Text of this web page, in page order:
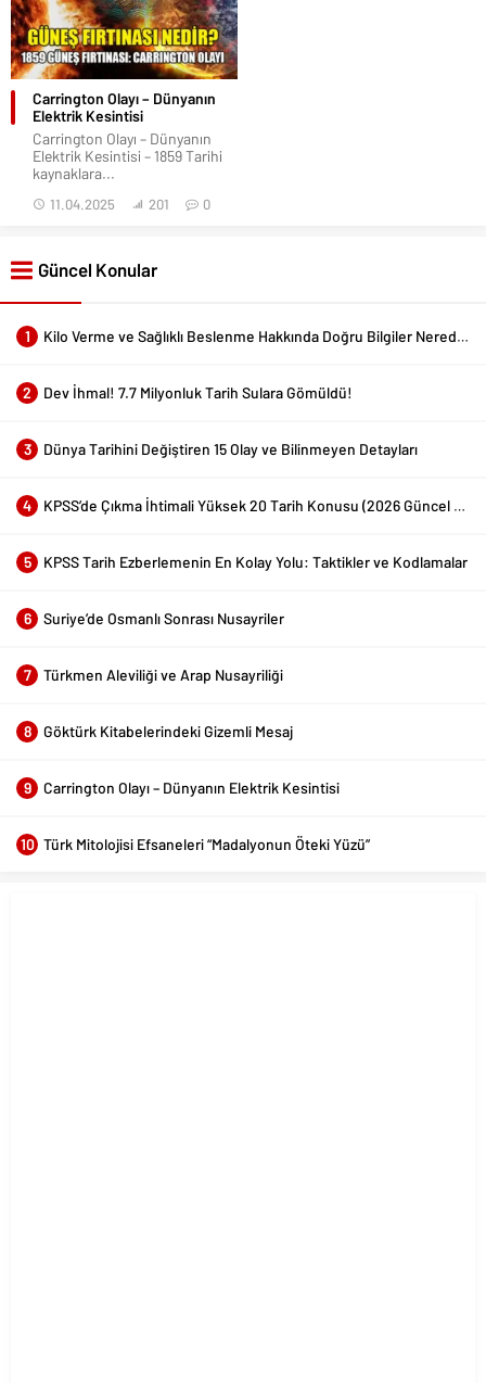
Carrington Olayı – Dünyanın
Elektrik Kesintisi
Carrington Olayı – Dünyanın
Elektrik Kesintisi – 1859 Tarihi
kaynaklara...
11.04.2025 201 0
Güncel Konular
1 Kilo Verme ve Sağlıklı Beslenme Hakkında Doğru Bilgiler Nerede Bulunur?
2 Dev İhmal! 7.7 Milyonluk Tarih Sulara Gömüldü!
3 Dünya Tarihini Değiştiren 15 Olay ve Bilinmeyen Detayları
4 KPSS’de Çıkma İhtimali Yüksek 20 Tarih Konusu (2026 Güncel Liste)
5 KPSS Tarih Ezberlemenin En Kolay Yolu: Taktikler ve Kodlamalar
6 Suriye’de Osmanlı Sonrası Nusayriler
7 Türkmen Aleviliği ve Arap Nusayriliği
8 Göktürk Kitabelerindeki Gizemli Mesaj
9 Carrington Olayı – Dünyanın Elektrik Kesintisi
10 Türk Mitolojisi Efsaneleri “Madalyonun Öteki Yüzü”